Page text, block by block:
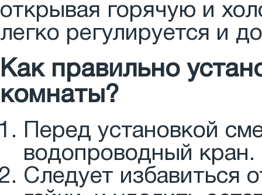
открывая горячую и
легко регулируется и
Как правильно
комнаты?
Перед установкой
водопроводный кран.
Следует избавиться